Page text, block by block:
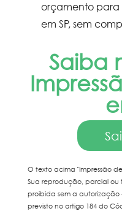
orçamento para
em SP, sem
Saiba
O texto acima "Impressão
Sua reprodução, parcial ou
proibida sem a autorização
previsto no artigo 184 do